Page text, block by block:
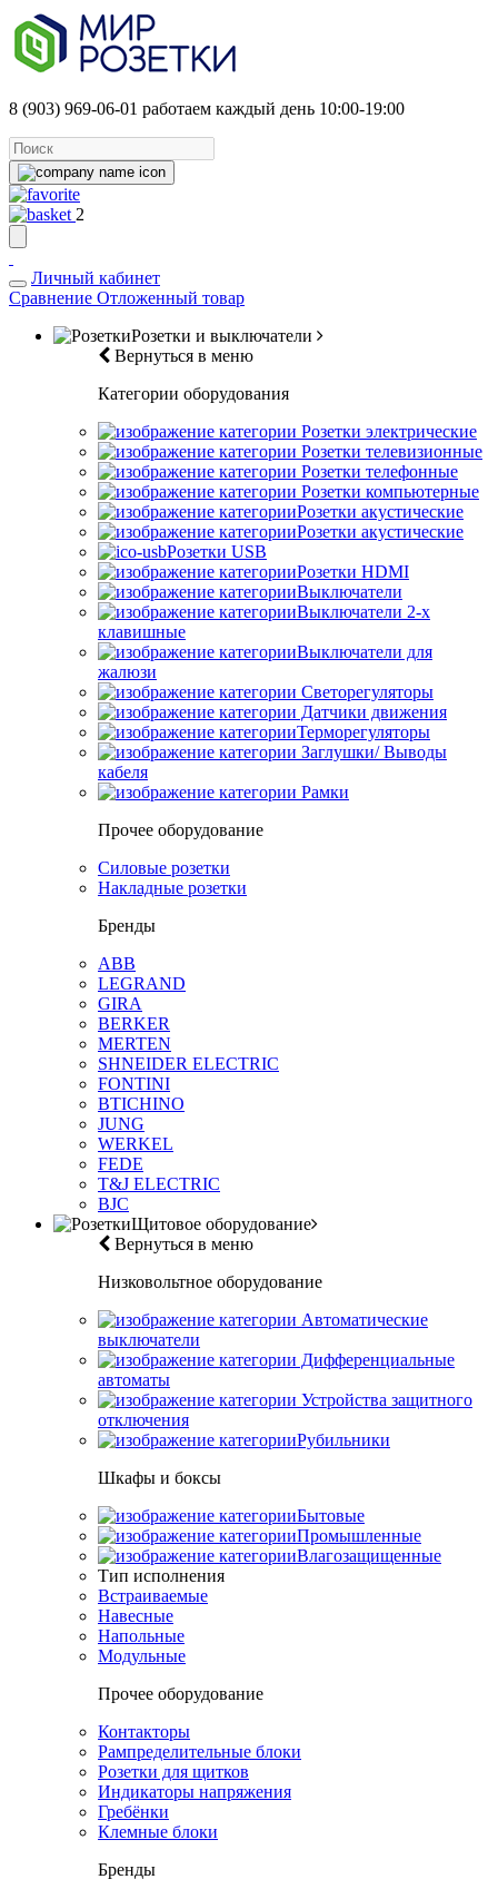
8 (903) 969-06-01 работаем каждый день 10:00-19:00
2
Личный кабинет
Сравнение Отложенный товар
Розетки и выключатели
Вернуться в меню
Категории оборудования
Розетки электрические
Розетки телевизионные
Розетки телефонные
Розетки компьютерные
Розетки акустические
Розетки акустические
Розетки USB
Розетки HDMI
Выключатели
Выключатели 2-х
клавишные
Выключатели для
жалюзи
Светорегуляторы
Датчики движения
Терморегуляторы
Заглушки/ Выводы
кабеля
Рамки
Прочее оборудование
Силовые розетки
Накладные розетки
Бренды
ABB
LEGRAND
GIRA
BERKER
MERTEN
SHNEIDER ELECTRIC
FONTINI
BTICHINO
JUNG
WERKEL
FEDE
T&J ELECTRIC
BJC
Щитовое оборудование
Вернуться в меню
Низковольтное оборудование
Автоматические
выключатели
Дифференциальные
автоматы
Устройства защитного
отключения
Рубильники
Шкафы и боксы
Бытовые
Промышленные
Влагозащищенные
Тип исполнения
Встраиваемые
Навесные
Напольные
Модульные
Прочее оборудование
Контакторы
Рампределительные блоки
Розетки для щитков
Индикаторы напряжения
Гребёнки
Клемные блоки
Бренды